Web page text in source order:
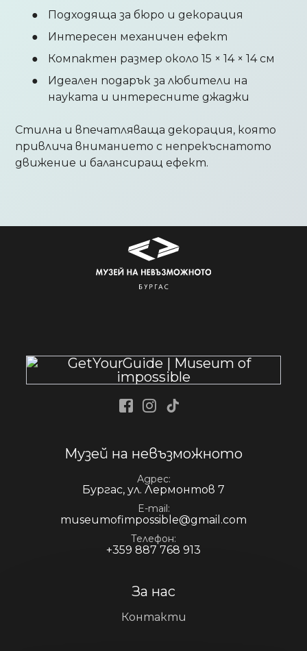
Подходяща за бюро и декорация
Интересен механичен ефект
Компактен размер около 15 × 14 × 14 см
Идеален подарък за любители на
науката и интересните джаджи
Стилна и впечатляваща декорация, която
привлича вниманието с непрекъснатото
движение и балансиращ ефект.
За нас
Контакти
Музей на невъзможното
Адрес
Бургас, ул. Лермонтов 7
E-mail
museumofimpossible@gmail.com
Телефон
+359 887 768 913
FacebookInstagram